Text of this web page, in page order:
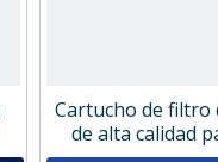
Cartucho de filtro
de alta calidad